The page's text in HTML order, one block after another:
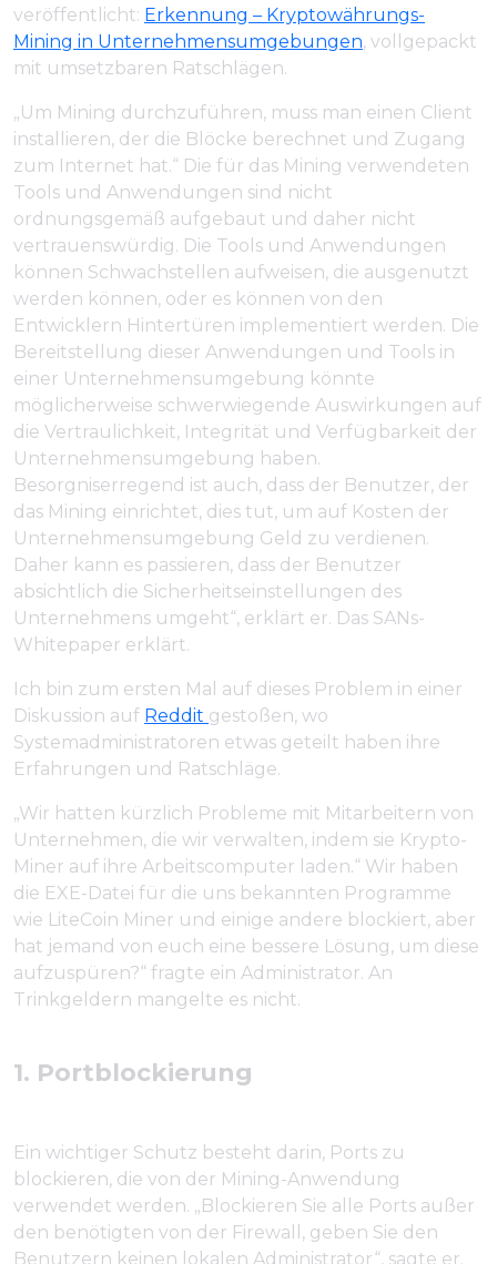
veröffentlicht: Erkennung – Kryptowährungs-
Mining in Unternehmensumgebungen, vollgepackt
mit umsetzbaren Ratschlägen.
„Um Mining durchzuführen, muss man einen Client
installieren, der die Blöcke berechnet und Zugang
zum Internet hat.“ Die für das Mining verwendeten
Tools und Anwendungen sind nicht
ordnungsgemäß aufgebaut und daher nicht
vertrauenswürdig. Die Tools und Anwendungen
können Schwachstellen aufweisen, die ausgenutzt
werden können, oder es können von den
Entwicklern Hintertüren implementiert werden. Die
Bereitstellung dieser Anwendungen und Tools in
einer Unternehmensumgebung könnte
möglicherweise schwerwiegende Auswirkungen auf
die Vertraulichkeit, Integrität und Verfügbarkeit der
Unternehmensumgebung haben.
Besorgniserregend ist auch, dass der Benutzer, der
das Mining einrichtet, dies tut, um auf Kosten der
Unternehmensumgebung Geld zu verdienen.
Daher kann es passieren, dass der Benutzer
absichtlich die Sicherheitseinstellungen des
Unternehmens umgeht“, erklärt er. Das SANs-
Whitepaper erklärt.
Ich bin zum ersten Mal auf dieses Problem in einer
Diskussion auf Reddit gestoßen, wo
Systemadministratoren etwas geteilt haben ihre
Erfahrungen und Ratschläge.
„Wir hatten kürzlich Probleme mit Mitarbeitern von
Unternehmen, die wir verwalten, indem sie Krypto-
Miner auf ihre Arbeitscomputer laden.“ Wir haben
die EXE-Datei für die uns bekannten Programme
wie LiteCoin Miner und einige andere blockiert, aber
hat jemand von euch eine bessere Lösung, um diese
aufzuspüren?“ fragte ein Administrator. An
Trinkgeldern mangelte es nicht.
1. Portblockierung
Ein wichtiger Schutz besteht darin, Ports zu
blockieren, die von der Mining-Anwendung
verwendet werden. „Blockieren Sie alle Ports außer
den benötigten von der Firewall, geben Sie den
Benutzern keinen lokalen Administrator“, sagte er.